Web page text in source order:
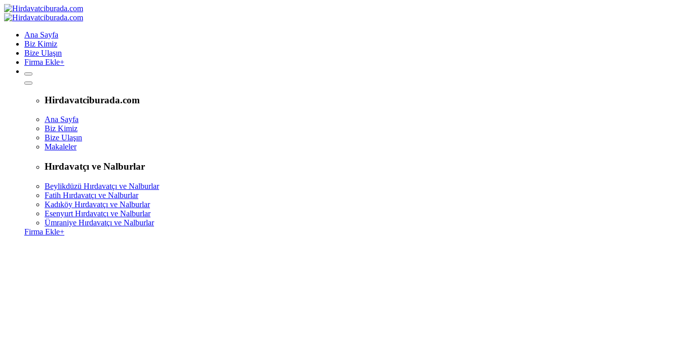
Ana Sayfa
Biz Kimiz
Bize Ulaşın
Firma Ekle+
Hirdavatciburada.com
Ana Sayfa
Biz Kimiz
Bize Ulaşın
Makaleler
Hırdavatçı ve Nalburlar
Beylikdüzü Hırdavatçı ve Nalburlar
Fatih Hırdavatçı ve Nalburlar
Kadıköy Hırdavatçı ve Nalburlar
Esenyurt Hırdavatçı ve Nalburlar
Ümraniye Hırdavatçı ve Nalburlar
Firma Ekle+